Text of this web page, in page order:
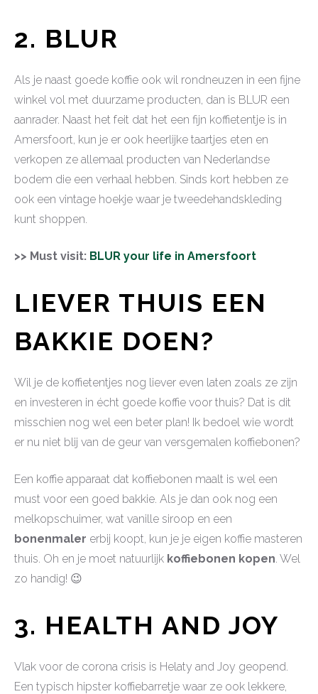
2. BLUR
Als je naast goede koffie ook wil rondneuzen in een fijne
winkel vol met duurzame producten, dan is BLUR een
aanrader. Naast het feit dat het een fijn koffietentje is in
Amersfoort, kun je er ook heerlijke taartjes eten en
verkopen ze allemaal producten van Nederlandse
bodem die een verhaal hebben. Sinds kort hebben ze
ook een vintage hoekje waar je tweedehandskleding
kunt shoppen.
>> Must visit: BLUR your life in Amersfoort
LIEVER THUIS EEN
BAKKIE DOEN?
Wil je de koffietentjes nog liever even laten zoals ze zijn
en investeren in écht goede koffie voor thuis? Dat is dit
misschien nog wel een beter plan! Ik bedoel wie wordt
er nu niet blij van de geur van versgemalen koffiebonen?
Een koffie apparaat dat koffiebonen maalt is wel een
must voor een goed bakkie. Als je dan ook nog een
melkopschuimer, wat vanille siroop en een
bonenmaler erbij koopt, kun je je eigen koffie masteren
thuis. Oh en je moet natuurlijk koffiebonen kopen. Wel
zo handig! 😉
3. HEALTH AND JOY
Vlak voor de corona crisis is Helaty and Joy geopend.
Een typisch hipster koffiebarretje waar ze ook lekkere,